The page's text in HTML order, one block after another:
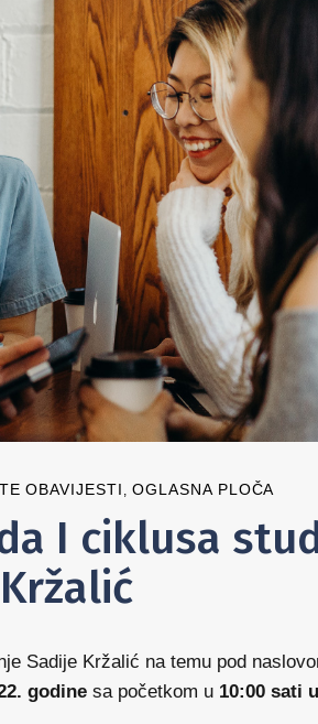
OBAVIJESTI , OGLASNA PLOČA
I ciklusa
Sadije Kržalić na temu pod
godine sa početkom u 10:00 sati